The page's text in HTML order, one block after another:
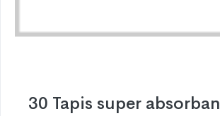
30 Tapis super